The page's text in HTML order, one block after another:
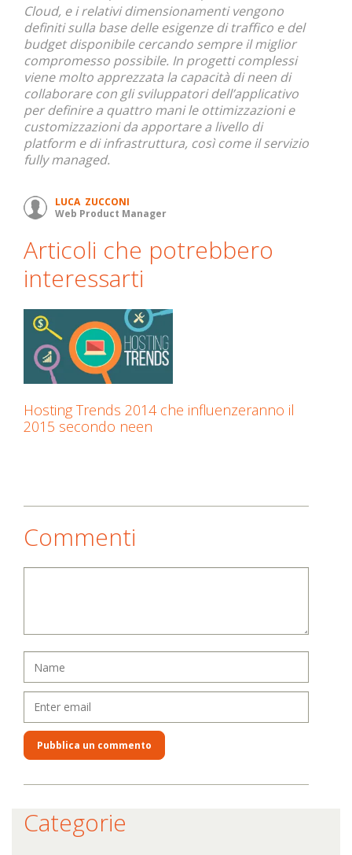
Cloud, e i relativi dimensionamenti vengono
definiti sulla base delle esigenze di traffico e del
budget disponibile cercando sempre il miglior
compromesso possibile. In progetti complessi
viene molto apprezzata la capacità di neen di
collaborare con gli sviluppatori dell’applicativo
per definire a quattro mani le ottimizzazioni e
customizzazioni da apportare a livello di
platform e di infrastruttura, così come il servizio
fully managed.
LUCA ZUCCONI
Web Product Manager
Articoli che potrebbero
interessarti
Hosting Trends 2014 che influenzeranno il
2015 secondo neen
Commenti
Categorie